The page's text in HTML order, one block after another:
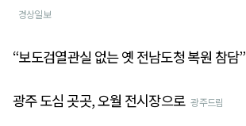
경상일보
“보도검열관실 없는 옛 전남도청 복원 참담”
광주 도심 곳곳, 오월 전시장으로 광주드림